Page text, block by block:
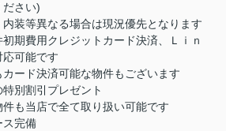
ださい)
装等異なる場合は現況優先となります
期費用クレジットカード決済、Ｌｉｎ
応可能です
ード決済可能な物件もございます
別割引プレゼント
も当店で全て取り扱い可能です
完備